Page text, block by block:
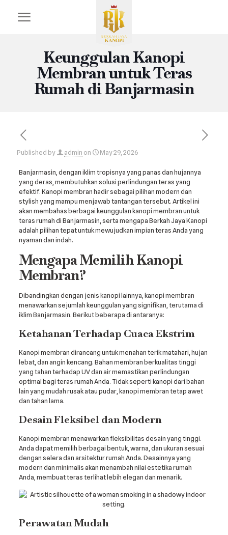
Keunggulan Kanopi
Membran untuk Teras
Rumah di Banjarmasin
Published by admin on May 29, 2026
Banjarmasin, dengan iklim tropisnya yang panas dan hujannya
yang deras, membutuhkan solusi perlindungan teras yang
efektif. Kanopi membran hadir sebagai pilihan modern dan
stylish yang mampu menjawab tantangan tersebut. Artikel ini
akan membahas berbagai keunggulan kanopi membran untuk
teras rumah di Banjarmasin, serta mengapa Berkah Jaya Kanopi
adalah pilihan tepat untuk mewujudkan impian teras Anda yang
nyaman dan indah.
Mengapa Memilih Kanopi
Membran?
Dibandingkan dengan jenis kanopi lainnya, kanopi membran
menawarkan sejumlah keunggulan yang signifikan, terutama di
iklim Banjarmasin. Berikut beberapa di antaranya:
Ketahanan Terhadap Cuaca Ekstrim
Kanopi membran dirancang untuk menahan terik matahari, hujan
lebat, dan angin kencang. Bahan membran berkualitas tinggi
yang tahan terhadap UV dan air memastikan perlindungan
optimal bagi teras rumah Anda. Tidak seperti kanopi dari bahan
lain yang mudah rusak atau pudar, kanopi membran tetap awet
dan tahan lama.
Desain Fleksibel dan Modern
Kanopi membran menawarkan fleksibilitas desain yang tinggi.
Anda dapat memilih berbagai bentuk, warna, dan ukuran sesuai
dengan selera dan arsitektur rumah Anda. Desainnya yang
modern dan minimalis akan menambah nilai estetika rumah
Anda, membuat teras terlihat lebih elegan dan menarik.
Perawatan Mudah